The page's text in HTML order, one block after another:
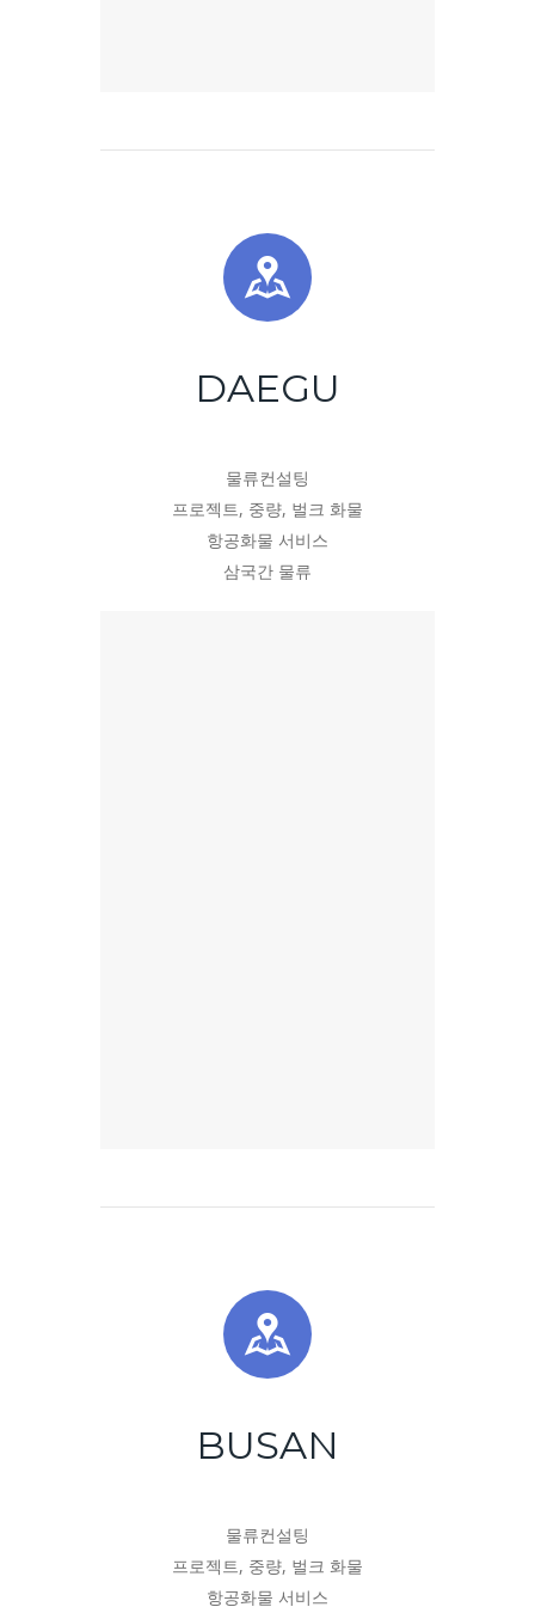
DAEGU
물류컨설팅
프로젝트, 중량, 벌크 화물
항공화물 서비스
삼국간 물류
BUSAN
물류컨설팅
프로젝트, 중량, 벌크 화물
항공화물 서비스